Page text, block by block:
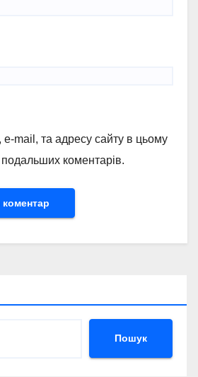
e-mail, та адресу сайту в цьому
подальших коментарів.
Пошук